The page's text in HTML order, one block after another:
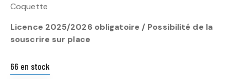
Coquette
Licence 2025/2026 obligatoire / Possibilité de la
souscrire sur place
66 en stock